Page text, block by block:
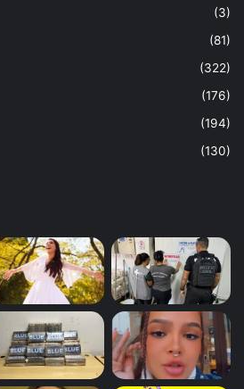
(3)
(81)
(322)
(176)
(194)
(130)